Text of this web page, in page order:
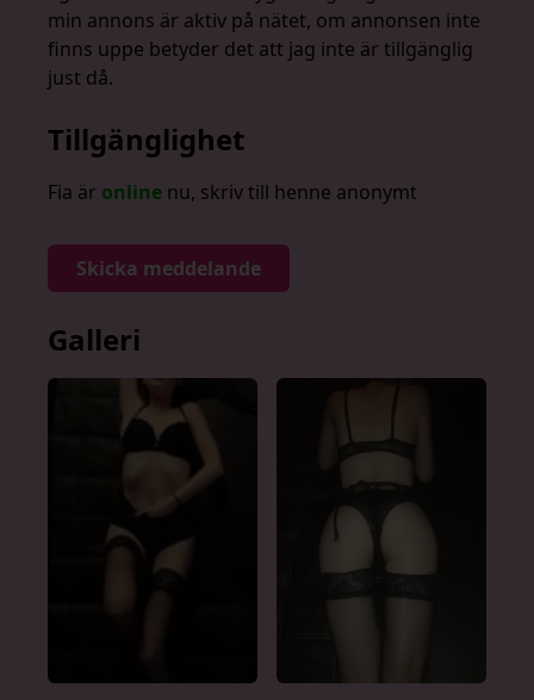
min annons är aktiv på nätet, om annonsen inte
finns uppe betyder det att jag inte är tillgänglig
just då.
Tillgänglighet
Fia är online nu, skriv till henne anonymt
Skicka meddelande
Galleri